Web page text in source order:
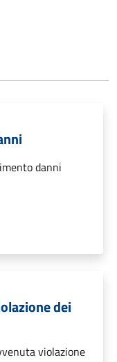
danni
dei
violazione